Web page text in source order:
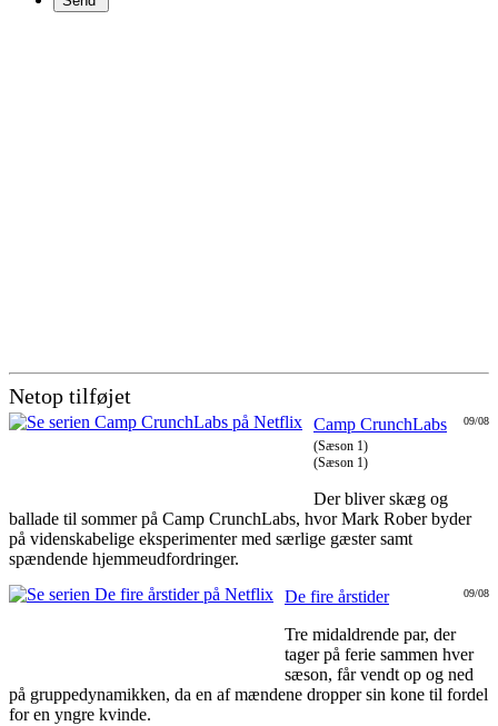
Netop tilføjet
09/08
Camp CrunchLabs
(Sæson 1)
(Sæson 1)
Der bliver skæg og
ballade til sommer på Camp CrunchLabs, hvor Mark Rober byder
på videnskabelige eksperimenter med særlige gæster samt
spændende hjemmeudfordringer.
09/08
De fire årstider
Tre midaldrende par, der
tager på ferie sammen hver
sæson, får vendt op og ned
på gruppedynamikken, da en af mændene dropper sin kone til fordel
for en yngre kvinde.